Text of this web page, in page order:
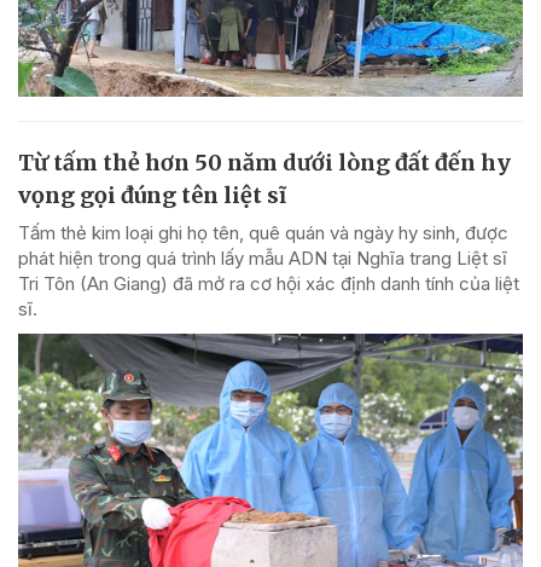
Từ tấm thẻ hơn 50 năm dưới lòng đất đến hy
vọng gọi đúng tên liệt sĩ
Tấm thẻ kim loại ghi họ tên, quê quán và ngày hy sinh, được
phát hiện trong quá trình lấy mẫu ADN tại Nghĩa trang Liệt sĩ
Tri Tôn (An Giang) đã mở ra cơ hội xác định danh tính của liệt
sĩ.